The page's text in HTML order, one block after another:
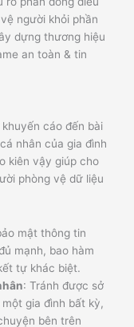
người khỏi phần
dựng thương hiệu
an toàn & tin
cáo đến bài
nhân của gia đình
kiên vậy giúp cho
phòng vệ dữ liệu
mật thông tin
mạnh, bao hàm
tự khác biệt.
: Tránh được sở
gia đình bất kỳ,
bên trên